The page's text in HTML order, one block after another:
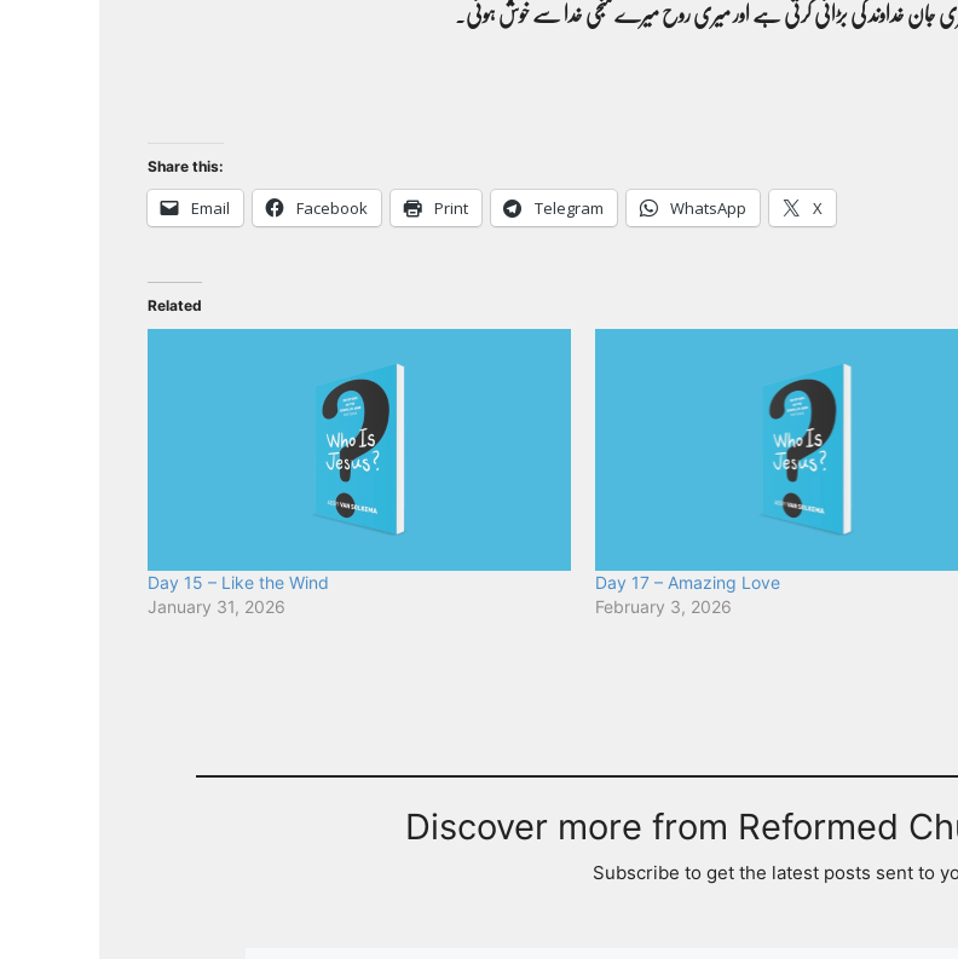
جان خداوند کی بڑائی کرتی ہے اور میری روح میرے منجی خدا سے خوش ہوئی
Share this:
Email Facebook Print Telegram WhatsApp X
Related
Day 15 – Like the Wind
January 31, 2026
Day 17 – Amazing Love
February 3, 2026
Discover more from Reformed
Subscribe to get the latest posts sent to